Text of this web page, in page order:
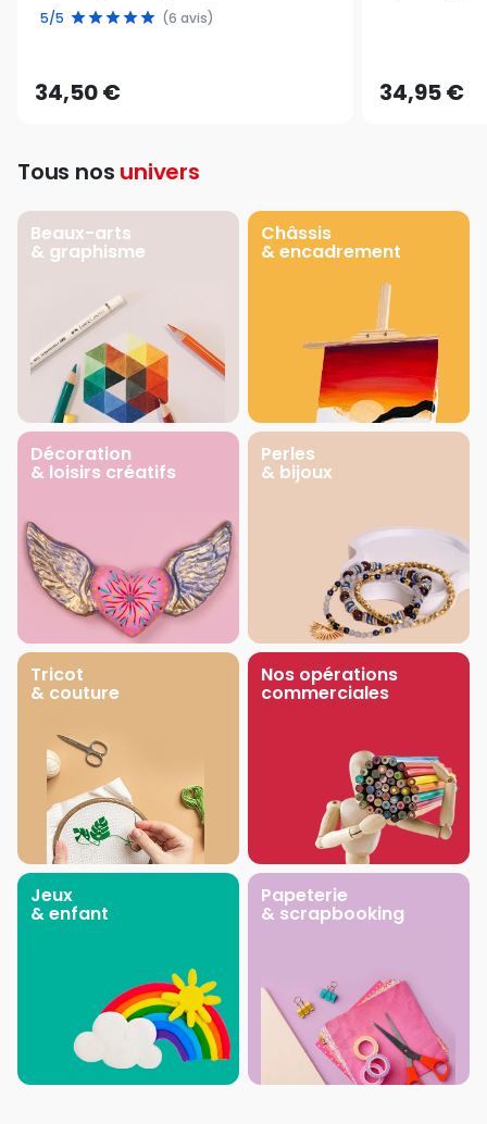
5/5 (6 avis)
34,50 € 34,95 €
Tous nos univers
Beaux-arts
& graphisme
Châssis
& encadrement
Décoration
& loisirs créatifs
Perles
& bijoux
Tricot
& couture
Nos opérations
commerciales
Jeux
& enfant
Papeterie
& scrapbooking